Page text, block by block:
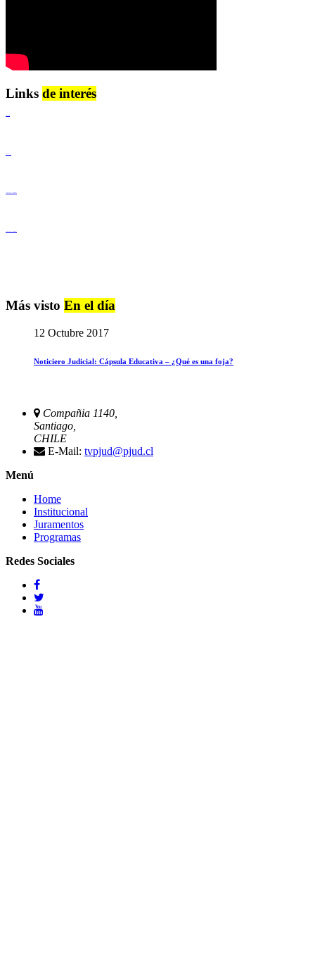
Links de interés
Más visto En el día
12 Octubre 2017
Noticiero Judicial: Cápsula Educativa – ¿Qué es una foja?
Compañia 1140,
Santiago,
CHILE
E-Mail: tvpjud@pjud.cl
Menú
Home
Institucional
Juramentos
Programas
Redes Sociales